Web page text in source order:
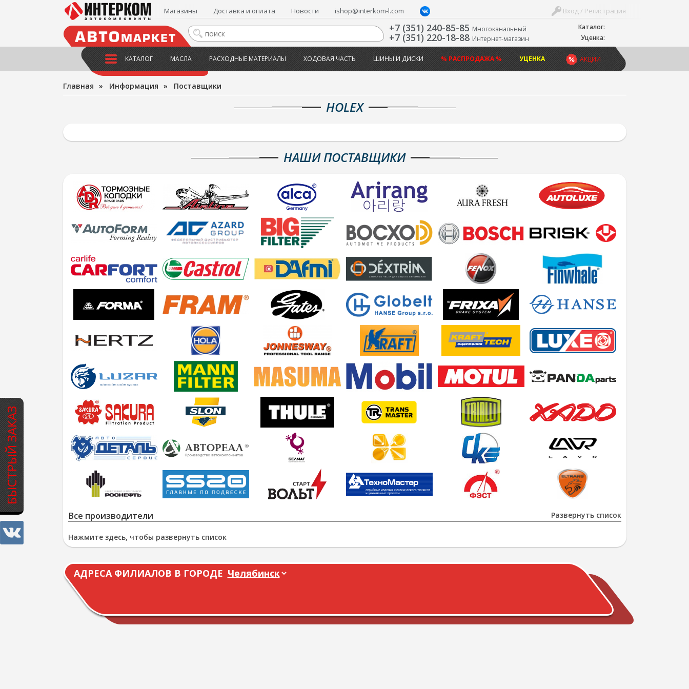
БЫСТРЫЙ ЗАКАЗ
Каталог:
Уценка:
Вход / Регистрация
Магазины Доставка и оплата Новости ishop@interkom-l.com
+7 (351) 240-85-85 Многоканальный
+7 (351) 220-18-88 Интернет-магазин
АКЦИИ
КАТАЛОГ МАСЛА РАСХОДНЫЕ МАТЕРИАЛЫ ХОДОВАЯ ЧАСТЬ ШИНЫ И ДИСКИ % РАСПРОДАЖА % УЦЕНКА
Главная » Информация » Поставщики
HOLEX
НАШИ ПОСТАВЩИКИ
Развернуть список
Все производители
Нажмите здесь, чтобы развернуть список
АДРЕСА ФИЛИАЛОВ В ГОРОДЕ